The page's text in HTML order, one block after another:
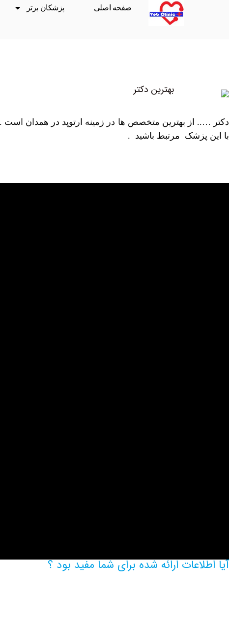
صفحه اصلی پزشکان برتر
دکتر ….. از بهترین متخصص ها در زمینه ارتوپد در همدان
با این پزشک مرتبط باشید .
آیا اطلاعات ارائه شده برای شما مفید بود ؟